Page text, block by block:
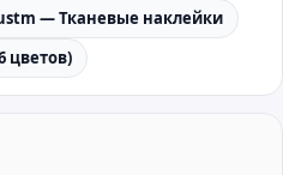
— Тканевые наклейки
цветов)